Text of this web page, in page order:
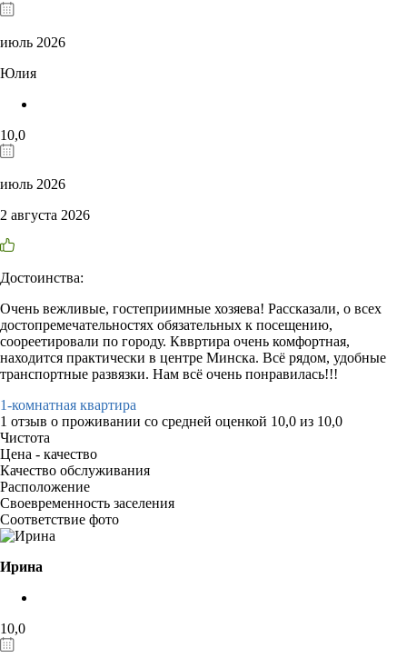
июль 2026
Юлия
10,0
июль 2026
2 августа 2026
Достоинства:
Очень вежливые, гостеприимные хозяева! Рассказали, о всех
достопремечательностях обязательных к посещению,
соореетировали по городу. Кввртира очень комфортная,
находится практически в центре Минска. Всё рядом, удобные
транспортные развязки. Нам всё очень понравилась!!!
1-комнатная квартира
1 отзыв о проживании со средней оценкой 10,0 из 10,0
Чистота
Цена - качество
Качество обслуживания
Расположение
Своевременность заселения
Соответствие фото
Ирина
10,0